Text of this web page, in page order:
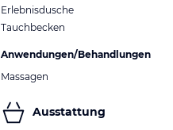
Erlebnisdusche
Tauchbecken
Anwendungen/Behandlungen
Massagen
Ausstattung